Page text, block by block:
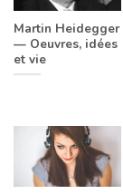
Martin Heidegger
— Oeuvres, idées
et vie